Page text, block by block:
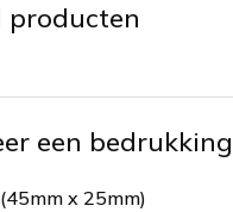
een bedrukking
x 25mm)